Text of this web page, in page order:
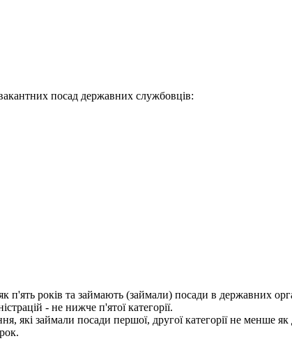
посад державних службовців:
років та займають (займали) посади в державних
- не нижче п'ятої категорії.
які займали посади першої, другої категорії не менше